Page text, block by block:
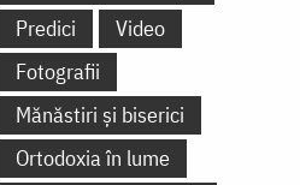
Predici
Video
Fotografii
Mănăstiri și biserici
Ortodoxia în lume